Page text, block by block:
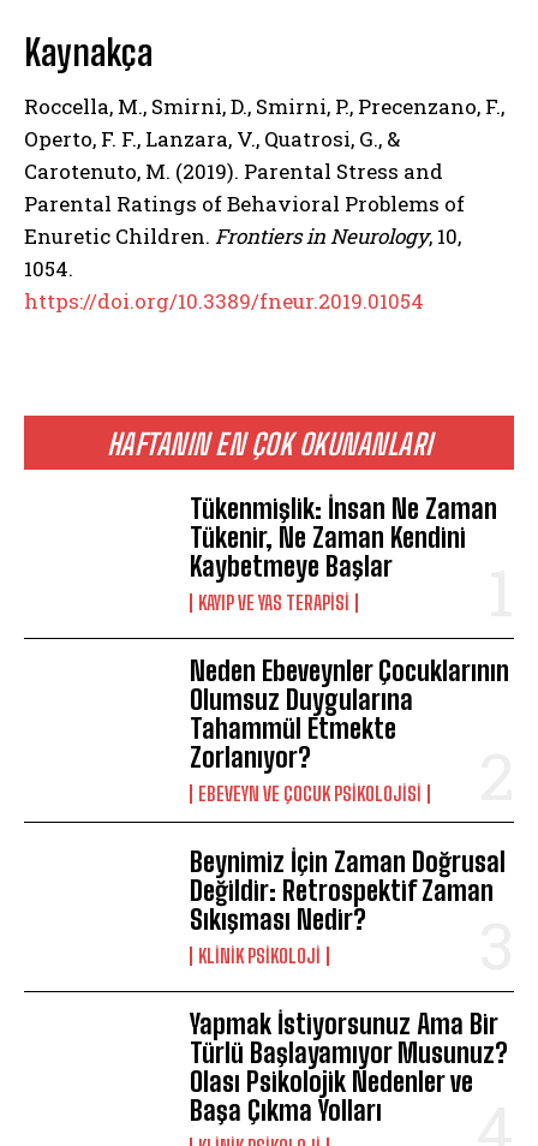
Gizlilik politikasınıokudum, onaylıyorum.
HAFTANIN EN ÇOK OKUNANLARI
Tükenmişlik: İnsan Ne Zaman
Tükenir, Ne Zaman Kendini
Kaybetmeye Başlar
KAYIP VE YAS TERAPISI
Neden Ebeveynler Çocuklarının
Olumsuz Duygularına
Tahammül Etmekte
Zorlanıyor?
EBEVEYN VE ÇOCUK PSIKOLOJISI
Beynimiz İçin Zaman Doğrusal
Değildir: Retrospektif Zaman
Sıkışması Nedir?
KLINIK PSIKOLOJI
Yapmak İstiyorsunuz Ama Bir
Türlü Başlayamıyor Musunuz?
Olası Psikolojik Nedenler ve
Başa Çıkma Yolları
Kaynakça
Roccella, M., Smirni, D., Smirni, P., Precenzano, F.,
Operto, F. F., Lanzara, V., Quatrosi, G., &
Carotenuto, M. (2019). Parental Stress and
Parental Ratings of Behavioral Problems of
Enuretic Children. Frontiers in Neurology, 10,
1054.
https://doi.org/10.3389/fneur.2019.01054